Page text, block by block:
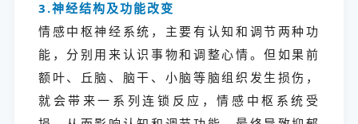
3.神经结构及功能改变
情感中枢神经系统，主要有认知和调节两种功
能，分别用来认识事物和调整心情。但如果前
额叶、丘脑、脑干、小脑等脑组织发生损伤，
就会带来一系列连锁反应，情感中枢系统受